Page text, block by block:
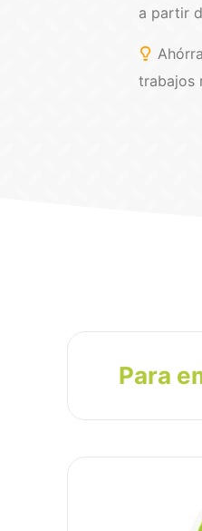
a partir
trabajos
Para